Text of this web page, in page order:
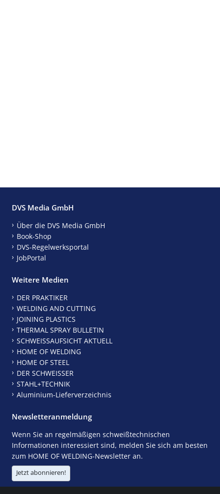
DVS Media GmbH
Über die DVS Media GmbH
Book-Shop
DVS-Regelwerksportal
JobPortal
Weitere Medien
DER PRAKTIKER
WELDING AND CUTTING
JOINING PLASTICS
THERMAL SPRAY BULLETIN
SCHWEISSAUFSICHT AKTUELL
HOME OF WELDING
HOME OF STEEL
DER SCHWEISSER
STAHL+TECHNIK
Aluminium-Lieferverzeichnis
Newsletteranmeldung
Wenn Sie an regelmäßigen schweißtechnischen
Informationen interessiert sind, melden Sie sich am besten
zum HOME OF WELDING-Newsletter an.
Jetzt abonnieren!